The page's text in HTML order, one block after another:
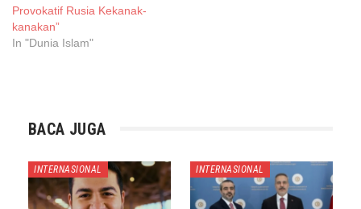
Provokatif Rusia Kekanak-
kanakan”
In "Dunia Islam"
BACA JUGA
INTERNASIONAL INTERNASIONAL